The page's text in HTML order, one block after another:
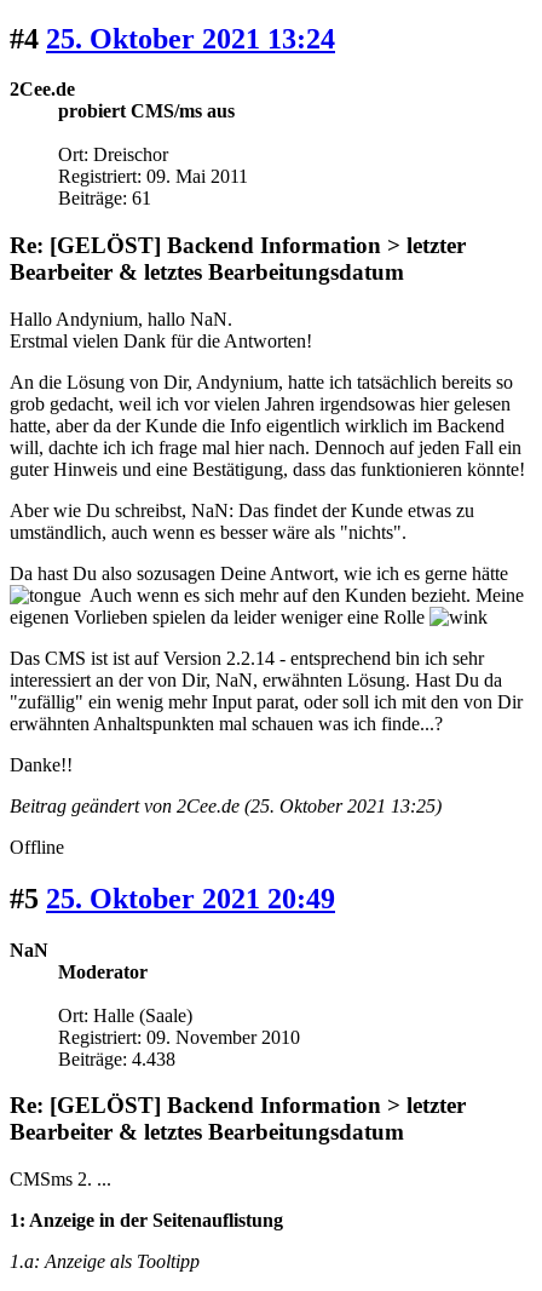
#4 25. Oktober 2021 13:24
2Cee.de
probiert CMS/ms aus
Ort: Dreischor
Registriert: 09. Mai 2011
Beiträge: 61
Re: [GELÖST] Backend Information > letzter
Bearbeiter & letztes Bearbeitungsdatum
Hallo Andynium, hallo NaN.
Erstmal vielen Dank für die Antworten!
An die Lösung von Dir, Andynium, hatte ich tatsächlich bereits so
grob gedacht, weil ich vor vielen Jahren irgendsowas hier gelesen
hatte, aber da der Kunde die Info eigentlich wirklich im Backend
will, dachte ich ich frage mal hier nach. Dennoch auf jeden Fall ein
guter Hinweis und eine Bestätigung, dass das funktionieren könnte!
Aber wie Du schreibst, NaN: Das findet der Kunde etwas zu
umständlich, auch wenn es besser wäre als "nichts".
Da hast Du also sozusagen Deine Antwort, wie ich es gerne hätte
Auch wenn es sich mehr auf den Kunden bezieht. Meine
eigenen Vorlieben spielen da leider weniger eine Rolle
Das CMS ist ist auf Version 2.2.14 - entsprechend bin ich sehr
interessiert an der von Dir, NaN, erwähnten Lösung. Hast Du da
"zufällig" ein wenig mehr Input parat, oder soll ich mit den von Dir
erwähnten Anhaltspunkten mal schauen was ich finde...?
Danke!!
Beitrag geändert von 2Cee.de (25. Oktober 2021 13:25)
Offline
#5 25. Oktober 2021 20:49
NaN
Moderator
Ort: Halle (Saale)
Registriert: 09. November 2010
Beiträge: 4.438
Re: [GELÖST] Backend Information > letzter
Bearbeiter & letztes Bearbeitungsdatum
CMSms 2. ...
1: Anzeige in der Seitenauflistung
1.a: Anzeige als Tooltipp